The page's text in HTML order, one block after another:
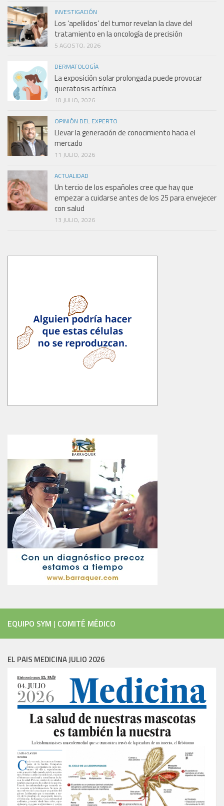
INVESTIGACIÓN
Los ‘apellidos’ del tumor revelan la clave del
tratamiento en la oncología de precisión
5 AGOSTO, 2026
DERMATOLOGÍA
La exposición solar prolongada puede provocar
queratosis actínica
10 JULIO, 2026
OPINIÓN DEL EXPERTO
Llevar la generación de conocimiento hacia el
mercado
11 JULIO, 2026
ACTUALIDAD
Un tercio de los españoles cree que hay que
empezar a cuidarse antes de los 25 para envejecer
con salud
13 JULIO, 2026
EQUIPO SYM | COMITÉ MÉDICO
EL PAIS MEDICINA JULIO 2026